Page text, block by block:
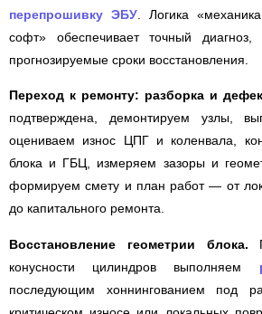
перепрошивку ЭБУ . Логика
софт» обеспечивает точный
прогнозируемые сроки восстановления.
Переход к ремонту: разборка и
подтверждена, демонтируем узлы,
оцениваем износ ЦПГ и коленвала,
блока и ГБЦ, измеряем зазоры и
формируем смету и план работ — от
до капитального ремонта.
Восстановление геометрии блока.
конусности цилиндров выполняем
последующим хоннингованием под